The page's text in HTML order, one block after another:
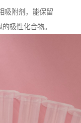
吸附剂，能保留
极性化合物。